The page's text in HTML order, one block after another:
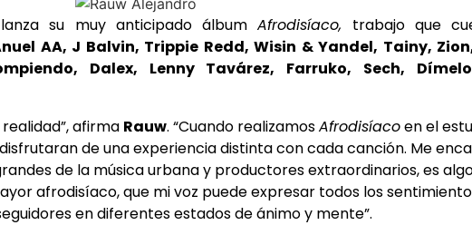
lanza su muy anticipado álbum Afrodisíaco, trabajo que
AA, J Balvin, Trippie Redd, Wisin & Yandel, Tainy,
Dalex, Lenny Tavárez, Farruko, Sech,
afirma Rauw. “Cuando realizamosAfrodisíacoen el
de una experiencia distinta con cada canción. Me
de la música urbana y productores extraordinarios, es
afrodisíaco, que mi voz puede expresar todos los
en diferentes estados de ánimo y mente”.